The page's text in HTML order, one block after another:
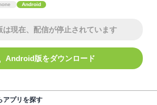
Android
は現在、配信が停止されています
Android版をダウンロード
アプリを探す